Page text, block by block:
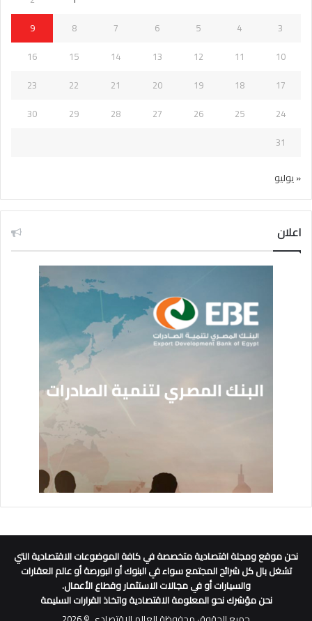
3
4
5
6
7
8
9
10
11
12
13
14
15
16
17
18
19
20
21
22
23
24
25
26
27
28
29
30
31
« يوليو
اعلان
نحن موقع ومجلة اقتصادية متخصصة في كافة الموضوعات الاقتصادية التي
تشغل بال كل شرائح المجتمع سواء في البنوك أو البورصة أو عالم العقارات
والسيارات أو في مجالات الاستثمار وقطاع الأعمال.
نحن مؤشرك نحو المعلومة الاقتصادية واتخاذ القرارات السليمة